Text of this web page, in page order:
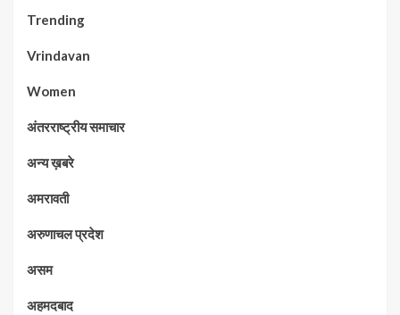
Trending
Vrindavan
Women
अंतरराष्ट्रीय समाचार
अन्य ख़बरे
अमरावती
अरुणाचल प्रदेश
असम
अहमदबाद